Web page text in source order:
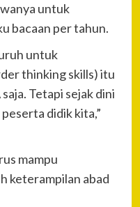
untuk
bacaan per tahun.
untuk
thinking skills) itu
Tetapi sejak dini
didik kita,”
mampu
keterampilan abad